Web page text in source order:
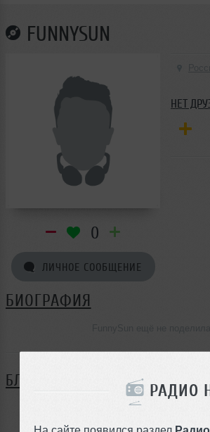
РАДИО
На сайте появился раздел Радио
FUNNYSUN
0
ЛИЧНОЕ СООБЩЕНИЕ
НЕТ
БИОГРАФИЯ
БЛОГ